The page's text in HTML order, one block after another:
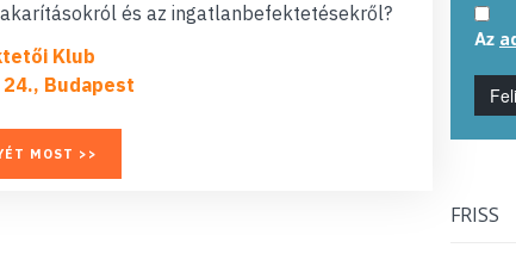
és az ingatlanbefektetésekről?
Klub
Budapest
MOST >>
Az
FRISS